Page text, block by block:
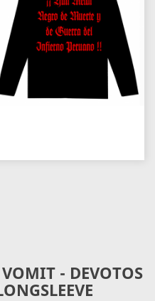
- DEVOTOS